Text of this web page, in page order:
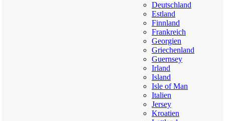
Deutschland
Estland
Finnland
Frankreich
Georgien
Griechenland
Guernsey
Irland
Island
Isle of Man
Italien
Jersey
Kroatien